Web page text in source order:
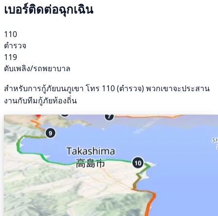
เบอร์ติดต่อฉุกเฉิน
110
ตำรวจ
119
ดับเพลิง/รถพยาบาล
สำหรับการกู้ภัยบนภูเขา โทร 110 (ตำรวจ) พวกเขาจะประสาน
งานกับทีมกู้ภัยท้องถิ่น